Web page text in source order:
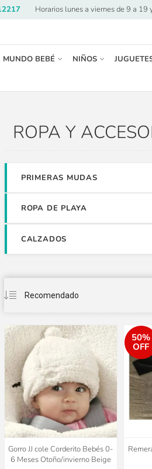
Horarios lunes a viernes de 9 a
MUNDO BEBÉ NIÑOS
ROPA Y
PRIMERAS MUDAS
ROPA DE PLAYA
CALZADOS
Gorro JJ cole Corderito Bebés 0-
6 Meses Otoño/invierno Beige
50%
OFF